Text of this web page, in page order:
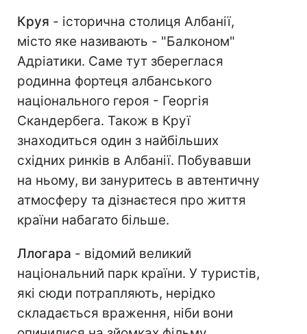
Круя - історична столиця Албанії,
місто яке називають - "Балконом"
Адріатики. Саме тут збереглася
родинна фортеця албанського
національного героя - Георгія
Скандербега. Також в Круї
знаходиться один з найбільших
східних ринків в Албанії. Побувавши
на ньому, ви зануритесь в автентичну
атмосферу та дізнаєтеся про життя
країни набагато більше.
Ллогара - відомий великий
національний парк країни. У туристів,
які сюди потрапляють, нерідко
складається враження, ніби вони